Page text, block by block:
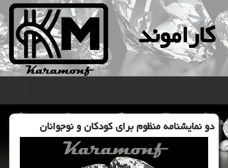
كاراموند
دو نمایشنامه منظوم برای كودكان و نوجوانان